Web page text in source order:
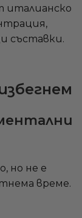
италианско
съставки.
но не е
време.